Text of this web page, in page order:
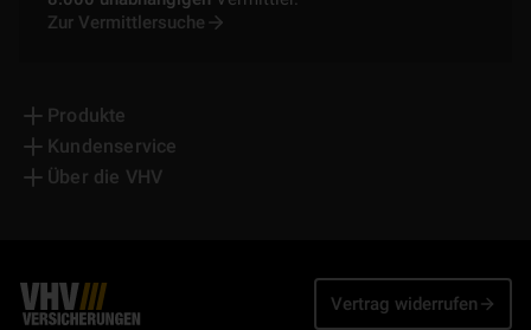
Zur Vermittlersuche
Produkte
Kundenservice
Über die VHV
Vertrag widerrufen